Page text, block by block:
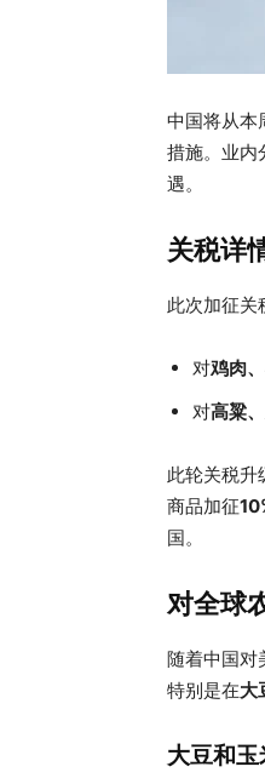
中国将从本
措施。业内
遇。
关税详
此次加征关
对鸡肉
对高粱
此轮关税升
商品加征
国。
对全球
随着中国对
特别是在大
大豆和玉